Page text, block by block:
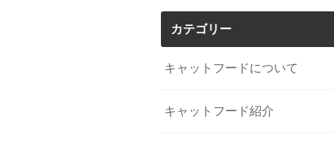
カテゴリー
キャットフードについて
キャットフード紹介